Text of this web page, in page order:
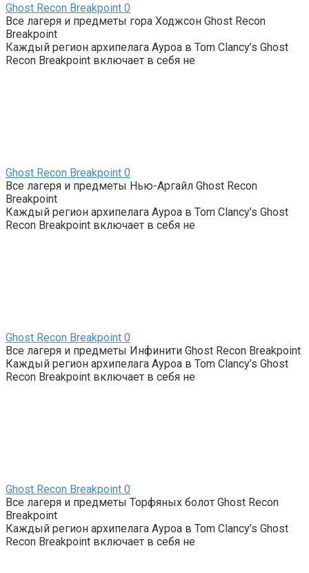
Ghost Recon Breakpoint 0
Все лагеря и предметы гора Ходжсон Ghost Recon
Breakpoint
Каждый регион архипелага Ауроа в Tom Clancy’s Ghost
Recon Breakpoint включает в себя не
Ghost Recon Breakpoint 0
Все лагеря и предметы Нью-Аргайл Ghost Recon
Breakpoint
Каждый регион архипелага Ауроа в Tom Clancy’s Ghost
Recon Breakpoint включает в себя не
Ghost Recon Breakpoint 0
Все лагеря и предметы Инфинити Ghost Recon Breakpoint
Каждый регион архипелага Ауроа в Tom Clancy’s Ghost
Recon Breakpoint включает в себя не
Ghost Recon Breakpoint 0
Все лагеря и предметы Торфяных болот Ghost Recon
Breakpoint
Каждый регион архипелага Ауроа в Tom Clancy’s Ghost
Recon Breakpoint включает в себя не